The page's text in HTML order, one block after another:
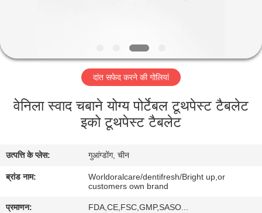
हमारे
बारे
गुणवत्ता
नियंत्रण
दांत सफेद करने की गोलियां
वेनिला स्वाद चबाने योग्य पोर्टेबल टूथपेस्ट टैबलेट
इको टूथपेस्ट टैबलेट
उत्पत्ति के प्लेस: गुआंग्डोंग, चीन
ब्रांड नाम:
Worldoralcare/dentifresh/Bright up,or
customers own brand
प्रमाणन: FDA,CE,FSC,GMP,SASO...